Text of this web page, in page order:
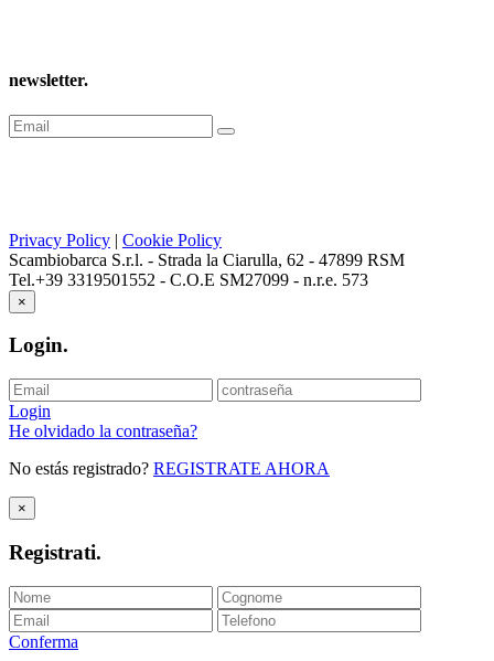
newsletter.
Privacy Policy | Cookie Policy
Scambiobarca S.r.l. - Strada la Ciarulla, 62 - 47899 RSM
Tel.+39 3319501552 - C.O.E SM27099 - n.r.e. 573
×
Login.
Login
He olvidado la contraseña?
No estás registrado? REGISTRATE AHORA
×
Registrati.
Conferma